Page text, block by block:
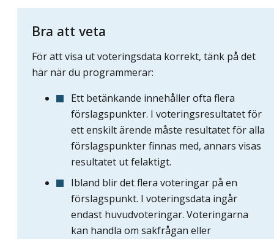
Bra att veta
För att visa ut voteringsdata korrekt, tänk på det
här när du programmerar:
Ett betänkande innehåller ofta flera
förslagspunkter. I voteringsresultatet för
ett enskilt ärende måste resultatet för alla
förslagspunkter finnas med, annars visas
resultatet ut felaktigt.
Ibland blir det flera voteringar på en
förslagspunkt. I voteringsdata ingår
endast huvudvoteringar. Voteringarna
kan handla om sakfrågan eller